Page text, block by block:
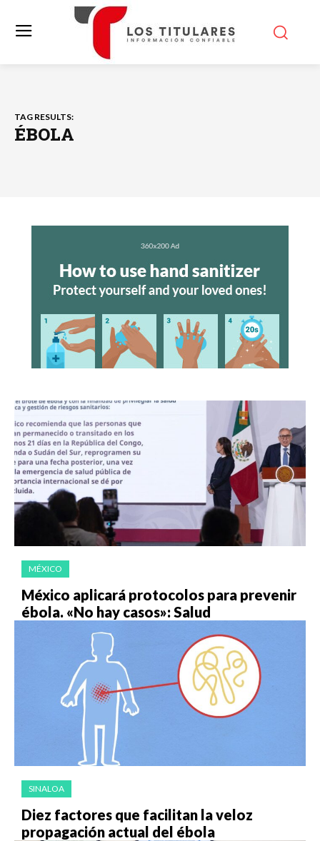
TAG RESULTS:
ÉBOLA
MÉXICO
México aplicará protocolos para prevenir
ébola. «No hay casos»: Salud
SINALOA
Diez factores que facilitan la veloz
propagación actual del ébola